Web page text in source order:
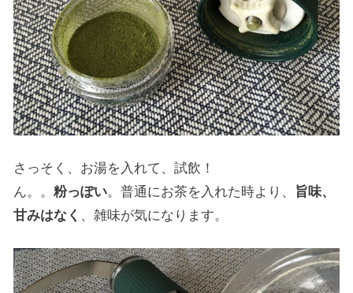
さっそく、お湯を入れて、試飲！
ん。。粉っぽい。普通にお茶を入れた時より、 旨味、
甘みはなく 、雑味が気になります。